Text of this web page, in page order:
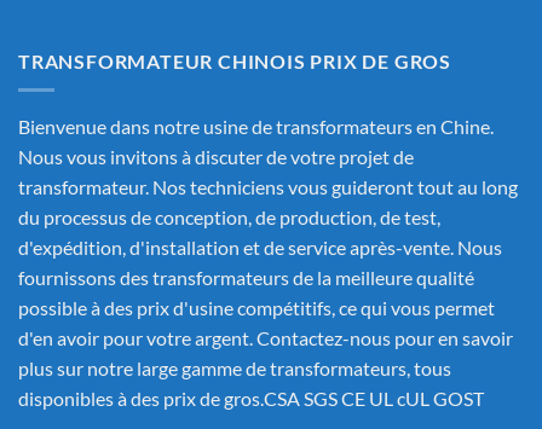
TRANSFORMATEUR CHINOIS PRIX DE GROS
Bienvenue dans notre usine de transformateurs en Chine.
Nous vous invitons à discuter de votre projet de
transformateur. Nos techniciens vous guideront tout au long
du processus de conception, de production, de test,
d'expédition, d'installation et de service après-vente. Nous
fournissons des transformateurs de la meilleure qualité
possible à des prix d'usine compétitifs, ce qui vous permet
d'en avoir pour votre argent. Contactez-nous pour en savoir
plus sur notre large gamme de transformateurs, tous
disponibles à des prix de gros.CSA SGS CE UL cUL GOST